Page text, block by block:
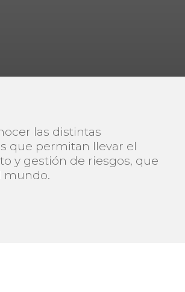
las distintas
que permitan llevar el
y gestión de riesgos, que
mundo.